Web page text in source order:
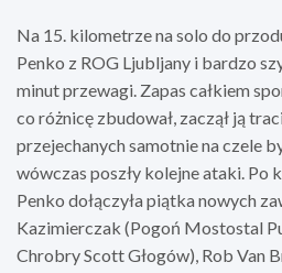
Na 15. kilometrze na solo do
Penko z ROG Ljubljany i bardzo
minut przewagi. Zapas całkiem
co różnicę zbudował, zaczął ją
przejechanych samotnie na czele
wówczas poszły kolejne ataki. Po
Penko dołączyła piątka nowych
Kazimierczak (Pogoń Mostostal
Chrobry Scott Głogów), Rob Van